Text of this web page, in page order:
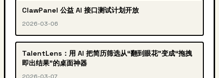
ClawPanel 公益 AI 接口测试计划开放
2026-03-06
TalentLens：用 AI 把简历筛选从“翻到眼花”变成“拖拽
即出结果”的桌面神器